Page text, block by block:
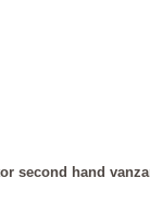
second hand